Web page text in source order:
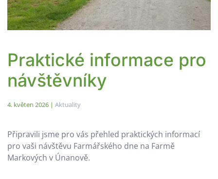
Praktické informace pro
návštěvníky
4. květen 2026 | Aktuality
Připravili jsme pro vás přehled praktických informací
pro vaši návštěvu Farmářského dne na Farmě
Markových v Únanově.